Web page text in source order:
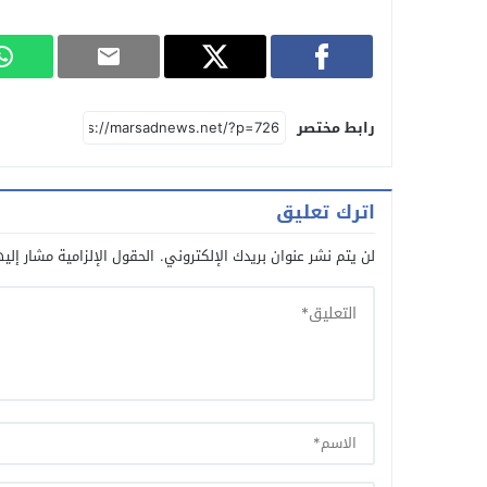
رابط مختصر
اترك تعليق
لن يتم نشر عنوان بريدك الإلكتروني. الحقول الإلزامية مشار